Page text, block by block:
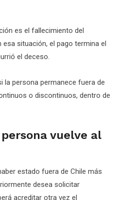
es el fallecimiento del
esa situación, el pago termina el
el deceso.
la persona permanece fuera de
o discontinuos, dentro de
vuelve al
estado fuera de Chile más
desea solicitar
acreditar otra vez el